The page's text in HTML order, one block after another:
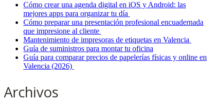
Cómo crear una agenda digital en iOS y Android: las
mejores apps para organizar tu día
Cómo preparar una presentación profesional encuadernada
que impresione al cliente
Mantenimiento de impresoras de etiquetas en Valencia
Guía de suministros para montar tu oficina
Guía para comparar precios de papelerías físicas y online en
Valencia (2026)
Archivos